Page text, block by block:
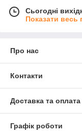
Сьогодні
Показати весь
Про нас
Контакти
Доставка та оплата
Графік роботи